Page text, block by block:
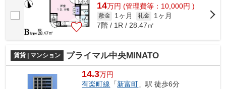
14万円 (管理費等：10,000円 )
敷金 1ヶ月 礼金
1ヶ月
7階 / 1R / 28.47㎡
賃貸 | マンション プライマル中央MINATO
14.3万円
有楽町線 「新富町 」駅 徒歩6分